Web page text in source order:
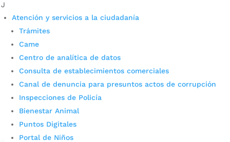
Atención y servicios a la ciudadanía
Trámites
Came
Centro de analítica de datos
Consulta de establecimientos comerciales
Canal de denuncia para presuntos actos de corrupción
Inspecciones de Policía
Bienestar Animal
Puntos Digitales
Portal de Niños
Juan Carlos Cárdenas.
Cupos Escolares Bucaramanga 2022
Consulta aqui los pasos para inscribirse y solicitar un
cupo escolar en los colegios oficiales de